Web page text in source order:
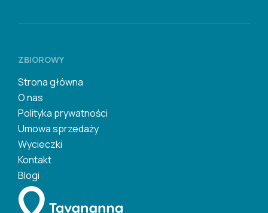
ZBIOROWY
Strona główna
O nas
Polityka prywatności
Umowa sprzedaży
Wycieczki
Kontakt
Blogi